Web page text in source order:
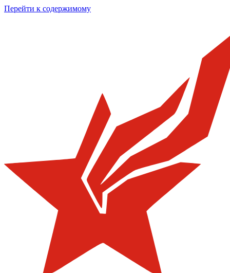
Перейти к содержимому